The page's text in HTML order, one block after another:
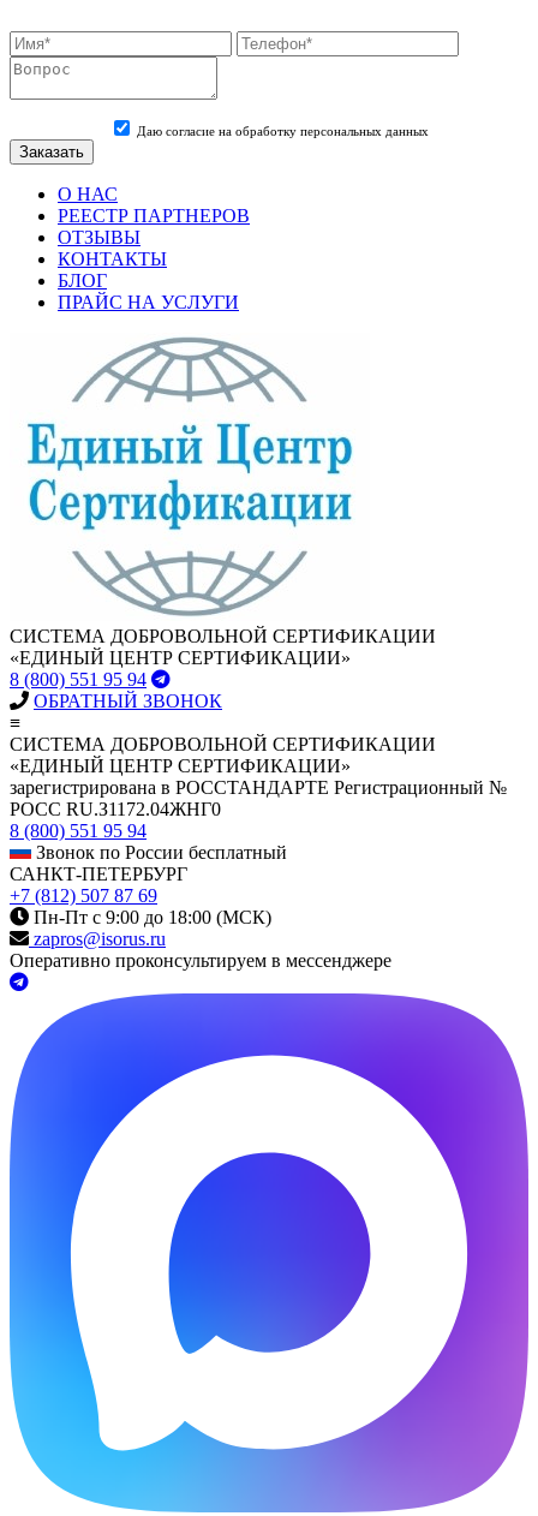
Даю согласие на обработку персональных данных
О НАС
РЕЕСТР ПАРТНЕРОВ
ОТЗЫВЫ
КОНТАКТЫ
БЛОГ
ПРАЙС НА УСЛУГИ
СИСТЕМА ДОБРОВОЛЬНОЙ СЕРТИФИКАЦИИ
«ЕДИНЫЙ ЦЕНТР СЕРТИФИКАЦИИ»
8 (800) 551 95 94
ОБРАТНЫЙ ЗВОНОК
≡
СИСТЕМА ДОБРОВОЛЬНОЙ СЕРТИФИКАЦИИ
«ЕДИНЫЙ ЦЕНТР СЕРТИФИКАЦИИ»
зарегистрирована в РОССТАНДАРТЕ Регистрационный №
РОСС RU.З1172.04ЖНГ0
8 (800) 551 95 94
Звонок по России бесплатный
САНКТ-ПЕТЕРБУРГ
+7 (812) 507 87 69
Пн-Пт с 9:00 до 18:00 (МСК)
zapros@isorus.ru
Оперативно проконсультируем в мессенджере